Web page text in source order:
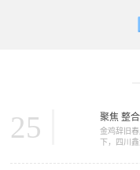
聚焦 整
会
25
金鸡辞旧
下，四川
到合影留